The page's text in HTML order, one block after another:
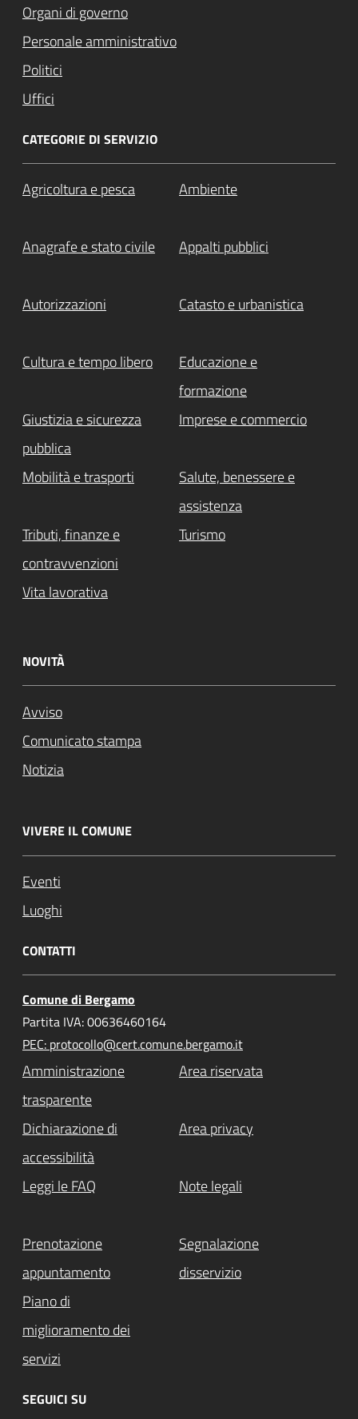
Organi di governo
Personale amministrativo
Politici
Uffici
CATEGORIE DI SERVIZIO
Agricoltura e pesca Ambiente
Anagrafe e stato civile Appalti pubblici
Autorizzazioni Catasto e urbanistica
Cultura e tempo libero
Educazione e
formazione
Giustizia e sicurezza
pubblica
Imprese e commercio
Mobilità e trasporti
Salute, benessere e
assistenza
Tributi, finanze e
contravvenzioni
Turismo
Vita lavorativa
NOVITÀ
Avviso
Comunicato stampa
Notizia
VIVERE IL COMUNE
Eventi
Luoghi
CONTATTI
Comune di Bergamo
Partita IVA: 00636460164
PEC: protocollo@cert.comune.bergamo.it
Amministrazione
trasparente
Area riservata
Dichiarazione di
accessibilità
Area privacy
Leggi le FAQ Note legali
Prenotazione
appuntamento
Segnalazione
disservizio
Piano di
miglioramento dei
servizi
SEGUICI SU